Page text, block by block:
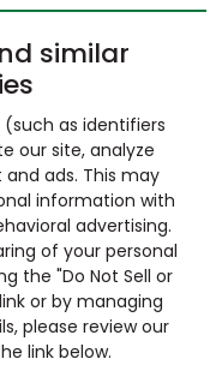
similar
as identifiers
our site, analyze
ads. This may
information with
advertising.
of your personal
the "Do Not Sell or
or by managing
please review our
link below.